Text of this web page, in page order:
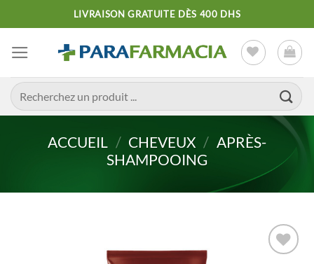
au
contenu
LIVRAISON GRATUITE DÈS 400 DHS
Recherche
pour :
ACCUEIL / CHEVEUX / APRÈS-
SHAMPOOING